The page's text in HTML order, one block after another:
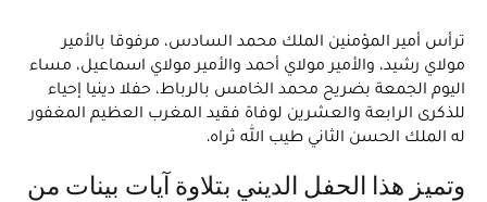
ترأس أمير المؤمنين الملك محمد السادس، مرفوقا بالأمير
مولاي رشيد، والأمير مولاي أحمد والأمير مولاي اسماعيل، مساء
اليوم الجمعة بضريح محمد الخامس بالرباط، حفلا دينيا إحياء
للذكرى الرابعة والعشرين لوفاة فقيد المغرب العظيم المغفور
له الملك الحسن الثاني طيب الله ثراه.
وتميز هذا الحفل الديني بتلاوة آيات بينات من